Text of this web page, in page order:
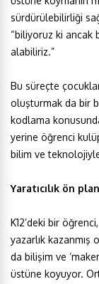
sürdürülebilirliği
“biliyoruz ki ancak
alabiliriz.”
Bu süreçte
oluşturmak da bir
kodlama
yerine öğrenci
bilim ve
Yaratıcılık ön
K12’deki bir
yazarlık
da bilişim ve
üstüne koyuyor.